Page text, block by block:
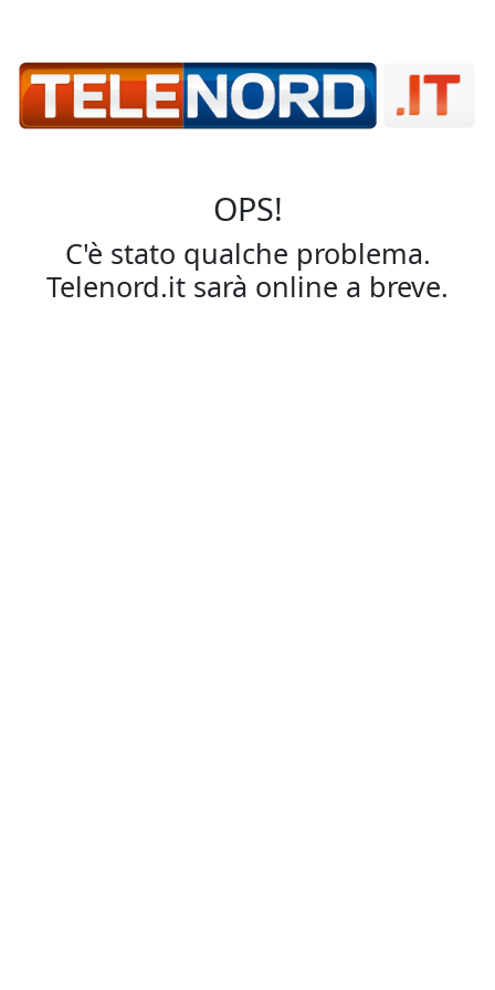
OPS!
C'è stato qualche problema.
Telenord.it sarà online a breve.